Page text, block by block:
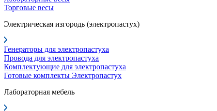
Торговые весы
Электрическая изгородь (электропастух)
Генераторы для электропастуха
Провода для электропастуха
Комплектующие для электропастуха
Готовые комплекты Электропастух
Лабораторная мебель